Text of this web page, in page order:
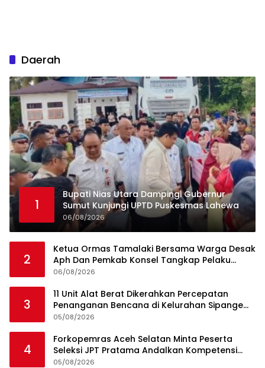
Daerah
1
Bupati Nias Utara Dampingi Gubernur
Sumut Kunjungi UPTD Puskesmas Lahewa
06/08/2026
2
Ketua Ormas Tamalaki Bersama Warga Desak
Aph Dan Pemkab Konsel Tangkap Pelaku
Angkut Cangkang Sawit Overload, Truk PT KAP
06/08/2026
3
11 Unit Alat Berat Dikerahkan Percepatan
Penanganan Bencana di Kelurahan Sipange
Kecamatan Tukka
05/08/2026
4
Forkopemras Aceh Selatan Minta Peserta
Seleksi JPT Pratama Andalkan Kompetensi
dan Integritas, Bukan Kedekatan
05/08/2026